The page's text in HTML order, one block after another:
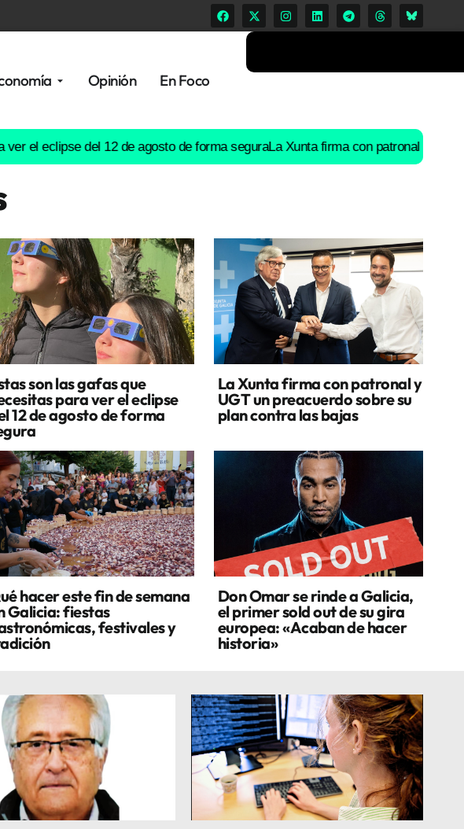
Opinión En Foco
del 12 de agosto de forma seguraLa Xunta firma con patronal y UGT un
son las gafas que
para ver el eclipse
12 de agosto de forma
La Xunta firma con patronal y
UGT un preacuerdo sobre su
plan contra las bajas
hacer este fin de semana
Galicia: fiestas
festivales y
Don Omar se rinde a Galicia,
el primer sold out de su gira
europea: «Acaban de hacer
historia»